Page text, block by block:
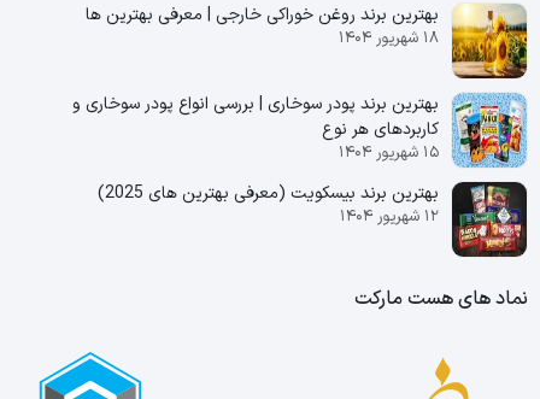
بهترین برند روغن خوراکی خارجی | معرفی بهترین ها
۱۸ شهریور ۱۴۰۴
بهترین برند پودر سوخاری | بررسی انواع پودر سوخاری و
کاربردهای هر نوع
۱۵ شهریور ۱۴۰۴
بهترین برند بیسکویت (معرفی بهترین‌ های 2025)
۱۲ شهریور ۱۴۰۴
نماد های هست مارکت